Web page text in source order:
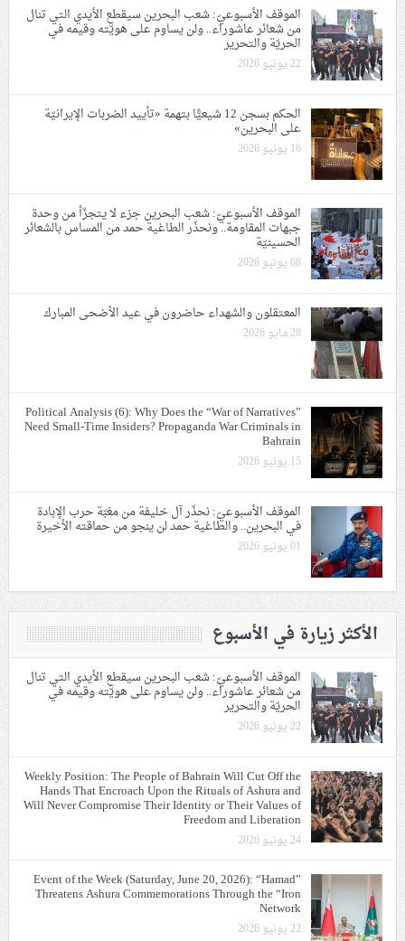
الموقف الأسبوعيّ: شعب البحرين سيقطع الأيدي التي تنال
من شعائر عاشوراء.. ولن يساوم على هويّته وقيمه في
الحريّة والتحرير
22 يونيو 2026
الحكم بسجن 12 شيعيًّا بتهمة «تأييد الضربات الإيرانيّة
على البحرين»
16 يونيو 2026
الموقف الأسبوعيّ: شعب البحرين جزء لا يتجزّأ من وحدة
جبهات المقاومة.. ونحذّر الطاغية حمد من المساس بالشعائر
الحسينيّة
08 يونيو 2026
المعتقلون والشهداء حاضرون في عيد الأضحى المبارك
28 مايو 2026
Political Analysis (6): Why Does the “War of Narratives”
Need Small-Time Insiders? Propaganda War Criminals in
Bahrain
15 يونيو 2026
الموقف الأسبوعيّ: نحذّر آل خليفة من مغبّة حرب الإبادة
في البحرين.. والطاغية حمد لن ينجو من حماقته الأخيرة
01 يونيو 2026
الأكثر زيارة في الأسبوع
الموقف الأسبوعيّ: شعب البحرين سيقطع الأيدي التي تنال
من شعائر عاشوراء.. ولن يساوم على هويّته وقيمه في
الحريّة والتحرير
22 يونيو 2026
Weekly Position: The People of Bahrain Will Cut Off the
Hands That Encroach Upon the Rituals of Ashura and
Will Never Compromise Their Identity or Their Values of
Freedom and Liberation
24 يونيو 2026
Event of the Week (Saturday, June 20, 2026): “Hamad”
Threatens Ashura Commemorations Through the “Iron
Network
22 يونيو 2026